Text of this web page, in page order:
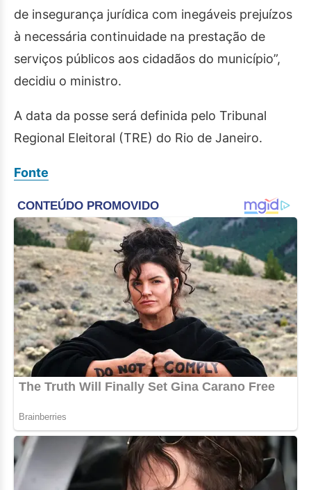
de insegurança jurídica com inegáveis prejuízos
à necessária continuidade na prestação de
serviços públicos aos cidadãos do município”,
decidiu o ministro.
A data da posse será definida pelo Tribunal
Regional Eleitoral (TRE) do Rio de Janeiro.
Fonte